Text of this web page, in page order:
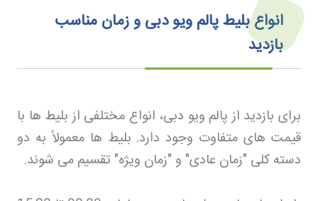
انواع بلیط پالم ویو دبی و زمان مناسب
بازدید
برای بازدید از پالم ویو دبی، انواع مختلفی از بلیط ها با
قیمت های متفاوت وجود دارد. بلیط ها معمولاً به دو
دسته کلی "زمان عادی" و "زمان ویژه" تقسیم می شوند.